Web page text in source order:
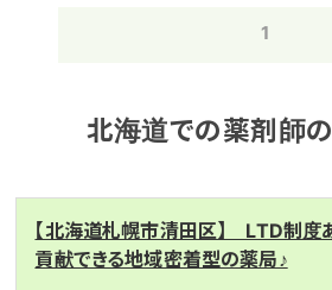
1
北海道での薬剤師
【北海道札幌市清田区】 LTD制度
貢献できる地域密着型の薬局♪